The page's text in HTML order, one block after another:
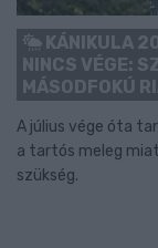
KÁNIKULA
NINCS VÉGE:
MÁSODFOKÚ
A július vége óta
a tartós meleg
szükség.